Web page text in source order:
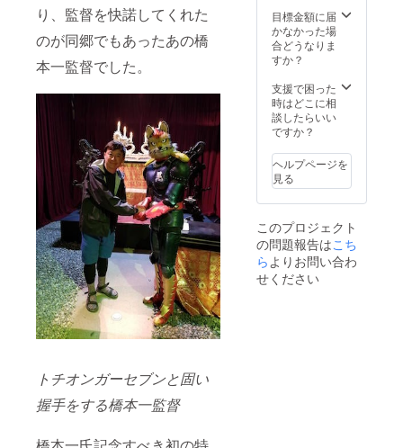
り、監督を快諾してくれた
のが同郷でもあったあの橋
本一監督でした。
トチオンガーセブンと固い
握手をする橋本一監督
目標金額に届
かなかった場
合どうなりま
すか？
支援で困った
時はどこに相
談したらいい
ですか？
ヘルプページを
見る
このプロジェクト
の問題報告はこち
ら よりお問い合わ
せください